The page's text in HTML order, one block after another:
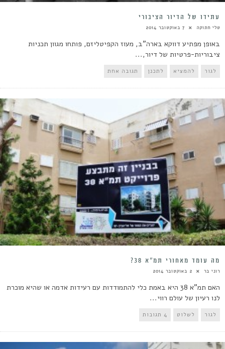
עתידו של הדיור הציבורי
טלי חתוקה 7 באוקטובר 2014
באופן מפתיע דווקא בארה"ב, מעוז הקפיטליזם, פותחו מגוון תכניות
ציבוריות-פרטיות של דיור,...
לגור להמציא לתכנן תגובה אחת
מה עומד מאחורי תמ”א 38?
רוני בר 2 באוקטובר 2014
האם תמ"א 38 היא באמת כלי להתמודדות עם רעידות אדמה או שהיא מוכרת
לנו רעיון של עולם רווי...
לגור לשלוט 4 תגובות